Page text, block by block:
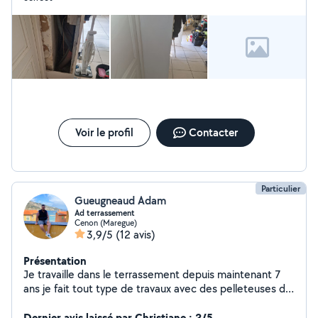
Voir le profil Contacter
Particulier
Gueugneaud Adam
Ad terrassement
Cenon (Maregue)
3,9/5 (12 avis)
Présentation
Je travaille dans le terrassement depuis maintenant 7
ans je fait tout type de travaux avec des pelleteuses de